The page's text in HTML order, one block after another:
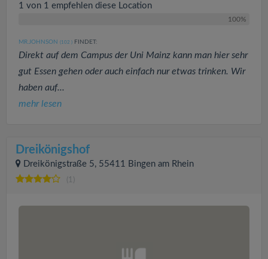
1 von 1 empfehlen diese Location
100%
MR.JOHNSON (102 ) FINDET:
Direkt auf dem Campus der Uni Mainz kann man hier sehr
gut Essen gehen oder auch einfach nur etwas trinken. Wir
haben auf...
mehr lesen
Dreikönigshof
Dreikönigstraße 5, 55411 Bingen am Rhein
(1)